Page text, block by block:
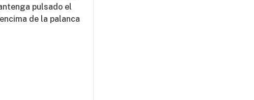
pulsado el
de la palanca